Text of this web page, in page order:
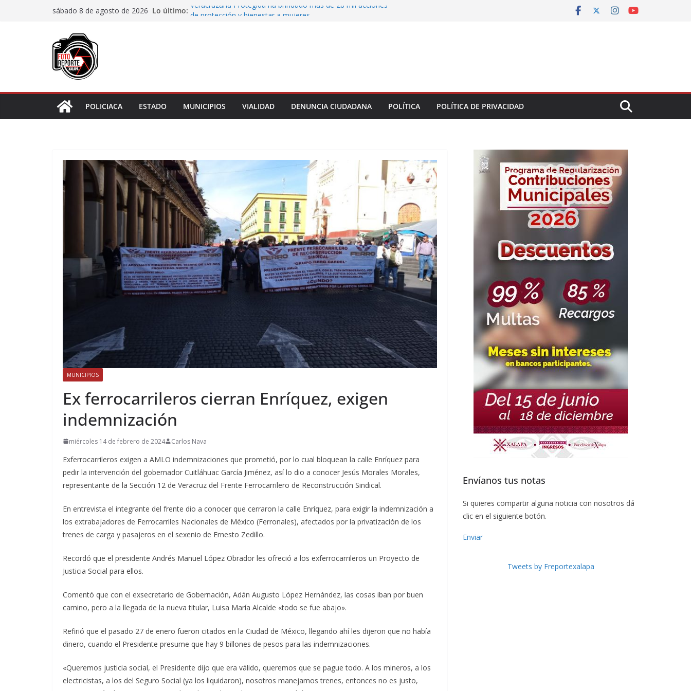
sábado 8 de agosto de 2026 Lo último: Veracruzana Protegida ha brindado más de 28 mil acciones
actividades gratuitas a las familias
POLICIACA
ESTADO MUNICIPIOS VIALIDAD DENUNCIA CIUDADANA POLÍTICA POLÍTICA DE PRIVACIDAD
MUNICIPIOS
Ex ferrocarrileros cierran Enríquez, exigen
indemnización
miércoles 14 de febrero de 2024 Carlos Nava
Exferrocarrileros exigen a AMLO indemnizaciones que prometió, por lo cual bloquean la calle Enríquez para
pedir la intervención del gobernador Cuitláhuac García Jiménez, así lo dio a conocer Jesús Morales Morales,
representante de la Sección 12 de Veracruz del Frente Ferrocarrilero de Reconstrucción Sindical.
En entrevista el integrante del frente dio a conocer que cerraron la calle Enríquez, para exigir la indemnización a
los extrabajadores de Ferrocarriles Nacionales de México (Ferronales), afectados por la privatización de los
trenes de carga y pasajeros en el sexenio de Ernesto Zedillo.
Recordó que el presidente Andrés Manuel López Obrador les ofreció a los exferrocarrileros un Proyecto de
Justicia Social para ellos.
Comentó que con el exsecretario de Gobernación, Adán Augusto López Hernández, las cosas iban por buen
camino, pero a la llegada de la nueva titular, Luisa María Alcalde «todo se fue abajo».
Refirió que el pasado 27 de enero fueron citados en la Ciudad de México, llegando ahí les dijeron que no había
dinero, cuando el Presidente presume que hay 9 billones de pesos para las indemnizaciones.
«Queremos justicia social, el Presidente dijo que era válido, queremos que se pague todo. A los mineros, a los
electricistas, a los del Seguro Social (ya los liquidaron), nosotros manejamos trenes, entonces no es justo,
Envíanos tus notas
Si quieres compartir alguna noticia con nosotros dá
clic en el siguiente botón.
Enviar
Tweets by Freportexalapa